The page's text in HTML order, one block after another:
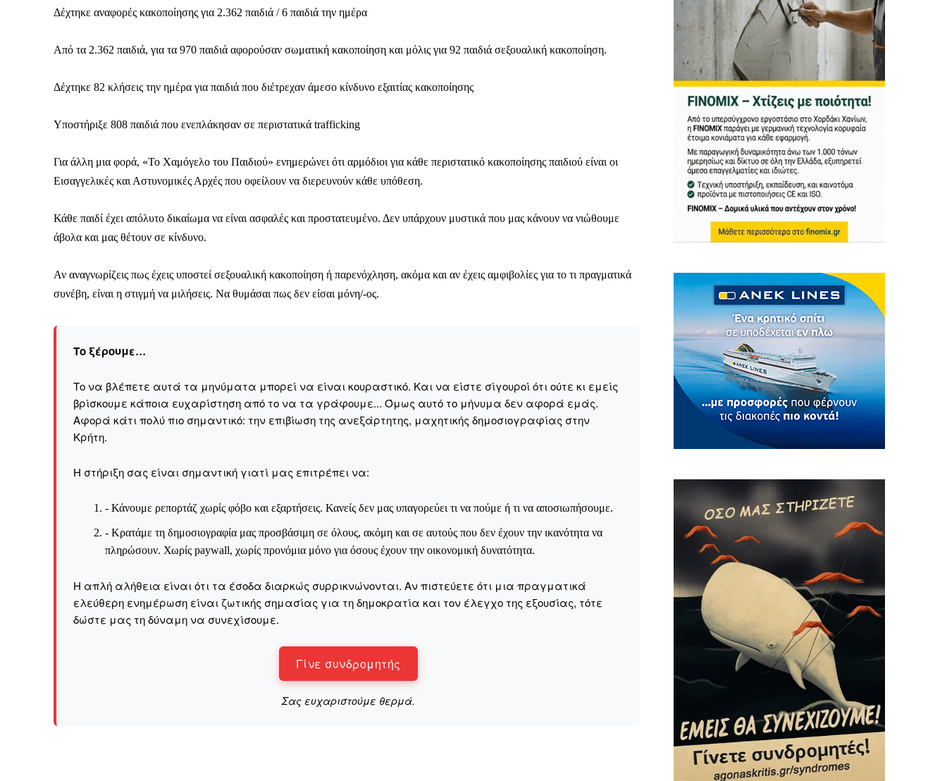
- Κρατάμε τη δημοσιογραφία μας προσβάσιμη σε όλους, ακόμη και σε αυτούς που δεν έχουν την
ικανότητα να πληρώσουν. Χωρίς paywall, χωρίς προνόμια μόνο για όσους έχουν την οικονομική δυνατότητα.
Η απλή αλήθεια είναι ότι τα έσοδα διαρκώς συρρικνώνονται. Αν πιστεύετε ότι μια πραγματικά ελεύθερη
ενημέρωση είναι ζωτικής σημασίας για τη δημοκρατία και τον έλεγχο της εξουσίας, τότε δώστε μας τη δύναμη
Σας ευχαριστούμε θερμά.
Δέχτηκε αναφορές κακοποίησης για 2.362 παιδιά / 6 παιδιά την ημέρα
Από τα 2.362 παιδιά, για τα 970 παιδιά αφορούσαν σωματική κακοποίηση και μόλις για 92 παιδιά σεξουαλική κακοποίηση.
Δέχτηκε 82 κλήσεις την ημέρα για παιδιά που διέτρεχαν άμεσο κίνδυνο εξαιτίας κακοποίησης
Υποστήριξε 808 παιδιά που ενεπλάκησαν σε περιστατικά trafficking
Για άλλη μια φορά, «Το Χαμόγελο του Παιδιού» ενημερώνει ότι αρμόδιοι για κάθε περιστατικό κακοποίησης παιδιού είναι οι
Εισαγγελικές και Αστυνομικές Αρχές που οφείλουν να διερευνούν κάθε υπόθεση.
Κάθε παιδί έχει απόλυτο δικαίωμα να είναι ασφαλές και προστατευμένο. Δεν υπάρχουν μυστικά που μας κάνουν να νιώθουμε
άβολα και μας θέτουν σε κίνδυνο.
Αν αναγνωρίζεις πως έχεις υποστεί σεξουαλική κακοποίηση ή παρενόχληση, ακόμα και αν έχεις αμφιβολίες για το τι πραγματικά
συνέβη, είναι η στιγμή να μιλήσεις. Να θυμάσαι πως δεν είσαι μόνη/-ος.
Το ξέρουμε…
Το να βλέπετε αυτά τα μηνύματα μπορεί να είναι κουραστικό. Και να είστε σίγουροί ότι ούτε κι εμείς
βρίσκουμε κάποια ευχαρίστηση από το να τα γράφουμε... Όμως αυτό το μήνυμα δεν αφορά εμάς.
Αφορά κάτι πολύ πιο σημαντικό: την επιβίωση της ανεξάρτητης, μαχητικής δημοσιογραφίας στην
Kρήτη.
Η στήριξη σας είναι σημαντική γιατί μας επιτρέπει να:
- Κάνουμε ρεπορτάζ χωρίς φόβο και εξαρτήσεις. Κανείς δεν μας υπαγορεύει τι να πούμε ή τι να αποσιωπήσουμε.
- Κρατάμε τη δημοσιογραφία μας προσβάσιμη σε όλους, ακόμη και σε αυτούς που δεν έχουν την ικανότητα να
πληρώσουν. Χωρίς paywall, χωρίς προνόμια μόνο για όσους έχουν την οικονομική δυνατότητα.
Η απλή αλήθεια είναι ότι τα έσοδα διαρκώς συρρικνώνονται. Αν πιστεύετε ότι μια πραγματικά
ελεύθερη ενημέρωση είναι ζωτικής σημασίας για τη δημοκρατία και τον έλεγχο της εξουσίας, τότε
δώστε μας τη δύναμη να συνεχίσουμε.
Γίνε συνδρομητής
Σας ευχαριστούμε θερμά.